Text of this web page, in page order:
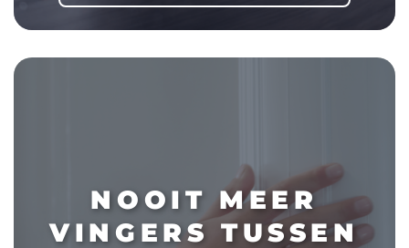
NOOIT MEER
VINGERS TUSSEN